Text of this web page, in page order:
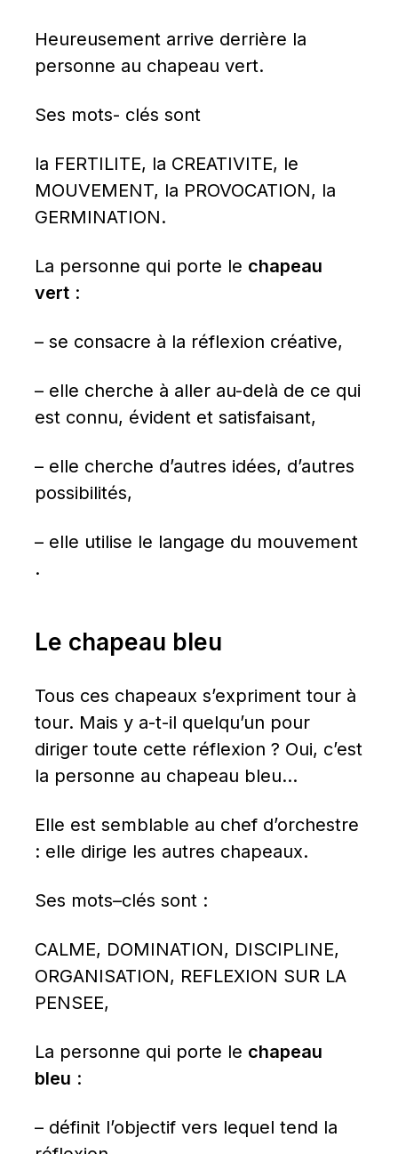
Heureusement arrive derrière la
personne au chapeau vert.
Ses mots- clés sont
la FERTILITE, la CREATIVITE, le
MOUVEMENT, la PROVOCATION, la
GERMINATION.
La personne qui porte le chapeau
vert :
– se consacre à la réflexion créative,
– elle cherche à aller au-delà de ce qui
est connu, évident et satisfaisant,
– elle cherche d’autres idées, d’autres
possibilités,
– elle utilise le langage du mouvement
.
Le chapeau bleu
Tous ces chapeaux s’expriment tour à
tour. Mais y a-t-il quelqu’un pour
diriger toute cette réflexion ? Oui, c’est
la personne au chapeau bleu…
Elle est semblable au chef d’orchestre
: elle dirige les autres chapeaux.
Ses mots–clés sont :
CALME, DOMINATION, DISCIPLINE,
ORGANISATION, REFLEXION SUR LA
PENSEE,
La personne qui porte le chapeau
bleu :
– définit l’objectif vers lequel tend la